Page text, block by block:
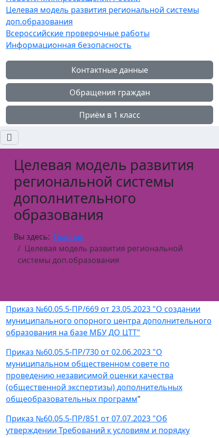
Целевая модель развития региональной системы
доп.образования
Всероссийские проверочные работы
Информационная безопасность
Контактные данные
Обращения граждан
Приём в 1 класс
Целевая модель развития
региональной системы
дополнительного
образования
Вы здесь: Главная
Целевая модель развития региональной
системы доп.образования
Приказ №60.05.5-ПР/669 от 23.05.2023 "О создании
муниципального опорного центра дополнительного
образования на базе МБУ ДО ЦТТ"
Приказ №60.05.5-ПР/730 от 02.06.2023 "О
муниципальном общественном совете по
проведению независимой оценки качества
(общественной экспертизы) дополнительных
общеобразовательных программ"
Приказ №60.05.5-ПР/851 от 07.07.2023 "Об
утверждении Требований к условиям и порядку